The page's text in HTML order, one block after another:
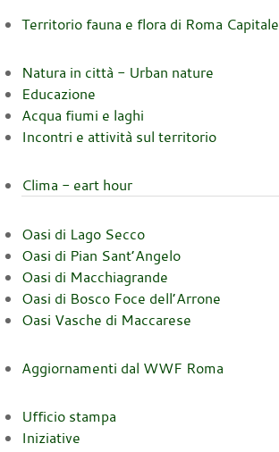
Territorio fauna e flora di Roma Capitale
Natura in città - Urban nature
Educazione
Acqua fiumi e laghi
Incontri e attività sul territorio
Clima - eart hour
Oasi di Lago Secco
Oasi di Pian Sant’Angelo
Oasi di Macchiagrande
Oasi di Bosco Foce dell’Arrone
Oasi Vasche di Maccarese
Aggiornamenti dal WWF Roma
Ufficio stampa
Iniziative